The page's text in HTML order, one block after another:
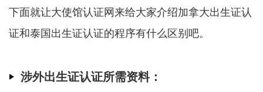
下面就让大使馆认证网来给大家介绍加拿大出生证认
证和泰国出生证认证的程序有什么区别吧。
涉外出生证认证所需资料：